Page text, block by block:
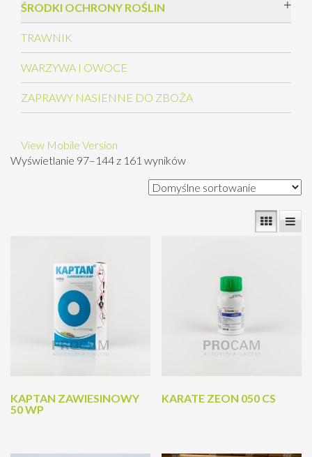
ŚRODKI OCHRONY ROŚLIN
TRAWNIK
WARZYWA I OWOCE
ZAPRAWY NASIENNE DO ZBOŻA
View Mobile Version
Wyświetlanie 97–144 z 161 wyników
KAPTAN ZAWIESINOWY
50 WP
KARATE ZEON 050 CS